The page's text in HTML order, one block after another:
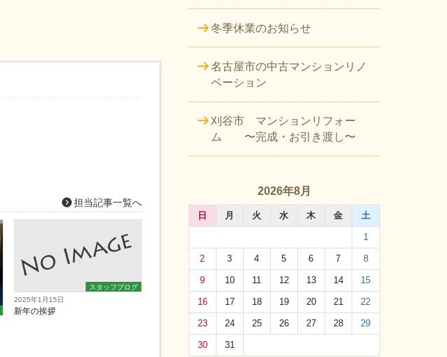
担当記事一覧へ
スタッフブログ
2025年1月15日
新年の挨拶
冬季休業のお知らせ
名古屋市の中古マンションリノ
ベーション
刈谷市 マンションリフォー
ム 〜完成・お引き渡し〜
2026年8月
日 月 火 水 木 金 土
1
2 3 4 5 6 7 8
9 10 11 12 13 14 15
16 17 18 19 20 21 22
23 24 25 26 27 28 29
30 31